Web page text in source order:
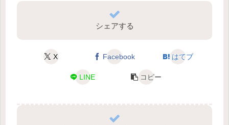
シェアする
X Facebook はてブ
LINE コピー